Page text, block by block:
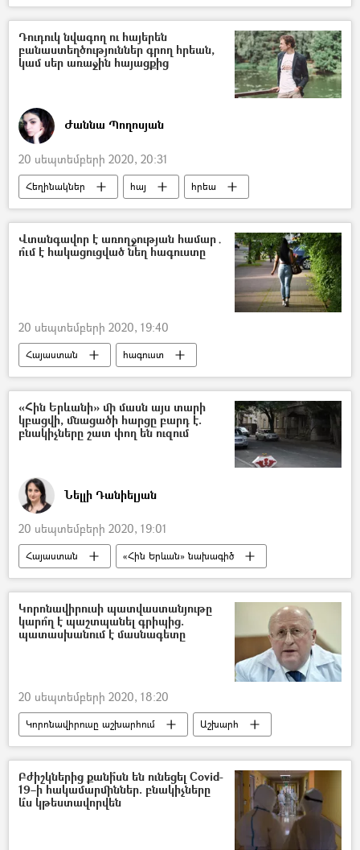
ջերմաչափ
հիվանդ
հիվանդություն
բժիշկ
Դուդուկ նվագող ու հայերեն
բանաստեղծություններ գրող հրեան,
կամ սեր առաջին հայացքից
Ժաննա Պողոսյան
20 սեպտեմբերի 2020, 20:31
Հեղինակներ հայ հրեա
Վտանգավոր է առողջության համար․
ո՞ւմ է հակացուցված նեղ հագուստը
20 սեպտեմբերի 2020, 19:40
Հայաստան
հագուստ
հիվանդություն
բժիշկ
«Հին Երևանի» մի մասն այս տարի
կբացվի, մնացածի հարցը բարդ է.
բնակիչները շատ փող են ուզում
Նելլի Դանիելյան
20 սեպտեմբերի 2020, 19:01
Հայաստան
«Հին Երևան» նախագիծ
Երևան
Կորոնավիրուսի պատվաստանյութը
կարո՞ղ է պաշտպանել գրիպից.
պատասխանում է մասնագետը
20 սեպտեմբերի 2020, 18:20
Կորոնավիրուսը աշխարհում
Աշխարհ
կորոնավիրուս
պատվաստում
պատվաստանյութ
գրիպ
Բժիշկներից քանի՞սն են ունեցել Covid-
19–ի հակամարմիններ. բնակիչները
և՞ս կթեստավորվեն